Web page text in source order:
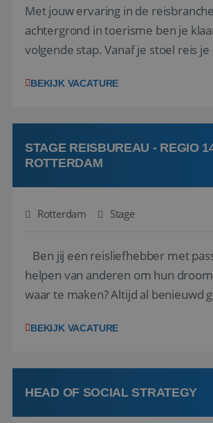
Met jouw ervaring in de
achtergrond in toerisme ben je
volgende stap. Vanaf je stoel reis je
wensen van je team, je klant en wat
klanten te overtuigen om die
boeken! ...
BEKIJK VACATURE
STAGE REISBUREAU - REGIO
ROTTERDAM
Rotterdam Stage
Ben jij een reisliefhebber met
helpen van anderen om hun
waar te maken? Altijd al benieuwd
van de grootste reisorganisaties?
op zoek naar een enthousiaste,
BEKIJK VACATURE
HEAD OF SOCIAL STRATEGY